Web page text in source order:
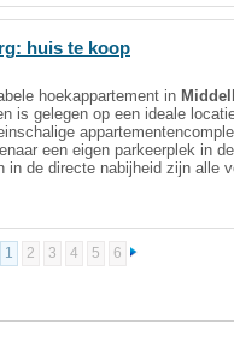
: huis te koop
hoekappartement in
is gelegen op een ideale
een eigen parkeerplek in
in de directe nabijheid zijn alle
1 2 3 4 5 6